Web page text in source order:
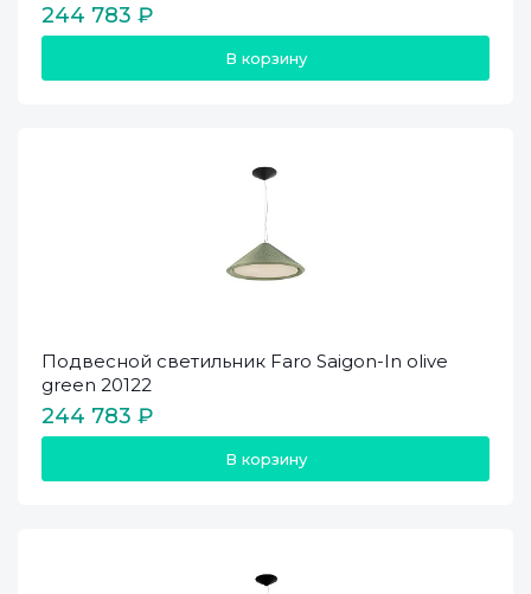
244 783 ₽
В корзину
Подвесной светильник Faro Saigon-In olive
green 20122
244 783 ₽
В корзину